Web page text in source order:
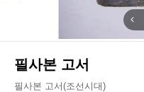
필사본 고서
필사본 고서(조선시대)